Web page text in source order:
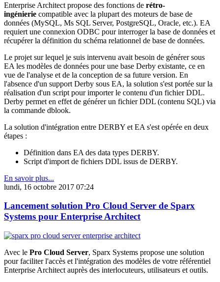
Enterprise Architect propose des fonctions de rétro-
ingénierie compatible avec la plupart des moteurs de base de
données (MySQL, Ms SQL Server, PostgreSQL, Oracle, etc.). EA
requiert une connexion ODBC pour interroger la base de données et
récupérer la définition du schéma relationnel de base de données.
Le projet sur lequel je suis intervenu avait besoin de générer sous
EA les modèles de données pour une base Derby existante, ce en
vue de l'analyse et de la conception de sa future version. En
l'absence d'un support Derby sous EA, la solution s'est portée sur la
réalisation d'un script pour importer le contenu d'un fichier DDL.
Derby permet en effet de générer un fichier DDL (contenu SQL) via
la commande dblook.
La solution d'intégration entre DERBY et EA s'est opérée en deux
étapes :
Définition dans EA des data types DERBY.
Script d'import de fichiers DDL issus de DERBY.
En savoir plus...
lundi, 16 octobre 2017 07:24
Lancement solution Pro Cloud Server de Sparx
Systems pour Enterprise Architect
Avec le Pro Cloud Server, Sparx Systems propose une solution
pour faciliter l'accès et l'intégration des modèles de votre référentiel
Enterprise Architect auprès des interlocuteurs, utilisateurs et outils.